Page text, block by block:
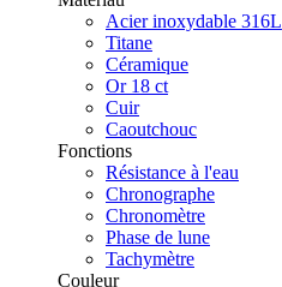
Acier inoxydable 316L
Titane
Céramique
Or 18 ct
Cuir
Caoutchouc
Fonctions
Résistance à l'eau
Chronographe
Chronomètre
Phase de lune
Tachymètre
Couleur